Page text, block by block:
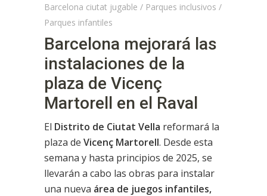
Barcelona ciutat jugable / Parques inclusivos /
Parques infantiles
Barcelona mejorará las
instalaciones de la
plaza de Vicenç
Martorell en el Raval
El Distrito de Ciutat Vella reformará la
plaza de Vicenç Martorell. Desde esta
semana y hasta principios de 2025, se
llevarán a cabo las obras para instalar
una nueva área de juegos infantiles,